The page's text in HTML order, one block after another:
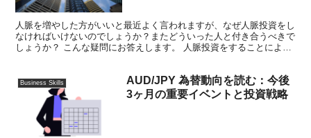
人脈を増やした方がいいと最近よく言われますが、なぜ人脈投資をし
なければいけないのでしょうか？またどういった人と付き合うべきで
しょうか？ こんな疑問にお答えします。 人脈投資をすることによっ
Business Skills
AUD/JPY 為替動向を読む：今後
3ヶ月の重要イベントと投資戦略